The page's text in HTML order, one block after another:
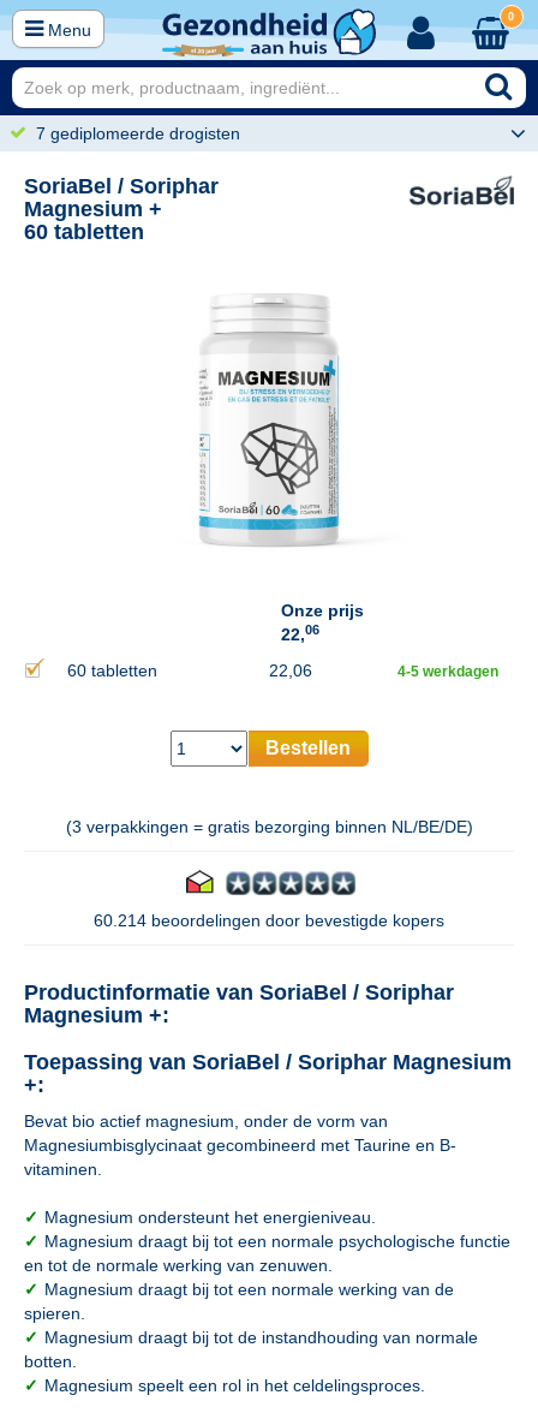
Menu
0
7 gediplomeerde drogisten
SoriaBel / Soriphar
Magnesium +
60 tabletten
Onze prijs
22,06
60 tabletten 22,06 4-5 werkdagen
Bestellen
(3 verpakkingen = gratis bezorging binnen NL/BE/DE)
60.214 beoordelingen door bevestigde kopers
Productinformatie van SoriaBel / Soriphar
Magnesium +:
Toepassing van SoriaBel / Soriphar Magnesium
+:
Bevat bio actief magnesium, onder de vorm van
Magnesiumbisglycinaat gecombineerd met Taurine en B-
vitaminen.
✓ Magnesium ondersteunt het energieniveau.
✓ Magnesium draagt bij tot een normale psychologische functie
en tot de normale werking van zenuwen.
✓ Magnesium draagt bij tot een normale werking van de
spieren.
✓ Magnesium draagt bij tot de instandhouding van normale
botten.
✓ Magnesium speelt een rol in het celdelingsproces.